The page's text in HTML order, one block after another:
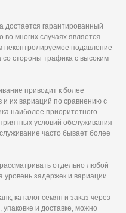
достается гарантированный
во многих случаях является
неконтролируемое подавление
со стороны трафика с высоким
приводит к более
и их вариаций по сравнению с
наиболее приоритетного
условий обслуживания
часто бывает более
отдельно любой
уровень задержек и вариации
каталог семян и заказ через
и доставке, можно